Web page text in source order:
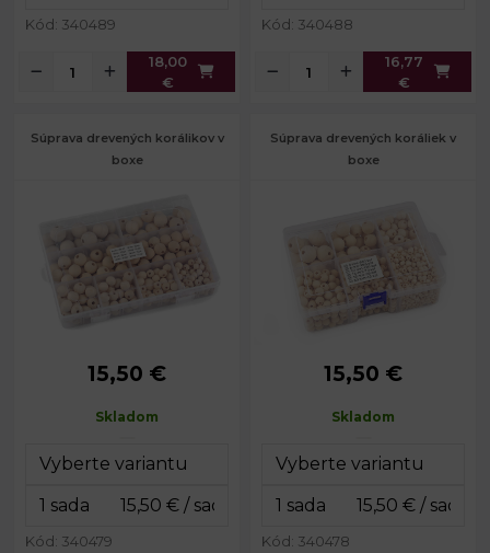
Kód: 340489
18,00
€
Kód: 340488
16,77
€
Súprava drevených korálikov v
boxe
Priemer:
8 - 20 mm
Rozmery
13 x 20 x 4
15,50 €
Skladom
Kód: 340479
Súprava drevených koráliek v
boxe
Priemer:
6 - 20 mm
Rozmery
12 x 16 x 6
15,50 €
Skladom
Kód: 340478